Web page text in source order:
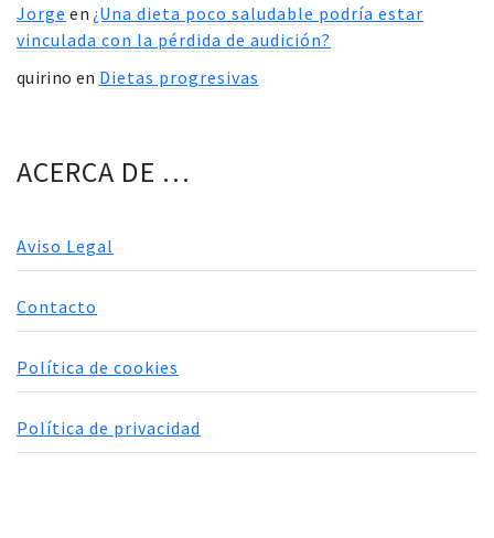
Jorge en ¿Una dieta poco saludable podría estar
vinculada con la pérdida de audición?
quirino en Dietas progresivas
ACERCA DE …
Aviso Legal
Contacto
Política de cookies
Política de privacidad